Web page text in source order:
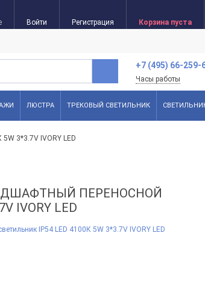
Войти Регистрация Корзина пуста
+7 (495) 66-259-
Часы работы
ЛЮСТРА ТРЕКОВЫЙ СВЕТИЛЬНИК
3*3.7V IVORY LED
ПЕРЕНОСНОЙ
IVORY LED